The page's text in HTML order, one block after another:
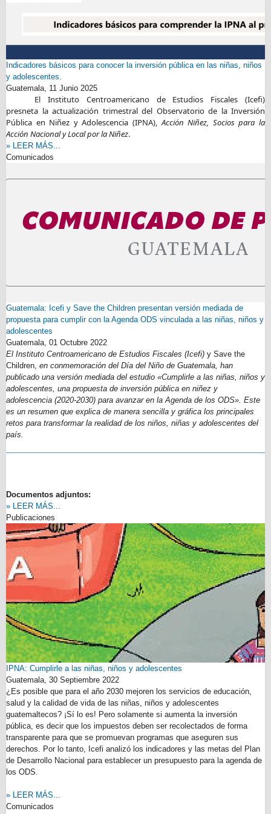
Indicadores básicos para conocer la inversión pública en las niñas, niños
y adolescentes.
Guatemala, 11 Junio 2025
El Instituto Centroamericano de Estudios Fiscales (Icefi)
presneta la actualización trimestral del Observatorio de la Inversión
Pública en Niñez y Adolescencia (IPNA),Acción Niñez, Socios para la
Acción Nacional y Local por la Niñez.
» LEER MÁS...
Comunicados
Guatemala: Icefi y Save the Children presentan versión mediada de
propuesta para cumplir con la Agenda ODS vinculada a las niñas, niños y
adolescentes
Guatemala, 01 Octubre 2022
El Instituto Centroamericano de Estudios Fiscales (Icefi) y Save the
Children, en conmemoración del Día del Niño de Guatemala, han
publicado una versión mediada del estudio «Cumplirle a las niñas, niños y
adolescentes, una propuesta de inversión pública en niñez y
adolescencia (2020-2030) para avanzar en la Agenda de los ODS». Este
es un resumen que explica de manera sencilla y gráfica los principales
retos para transformar la realidad de los niños, niñas y adolescentes del
país.
Documentos adjuntos:
» LEER MÁS...
Publicaciones
IPNA: Cumplirle a las niñas, niños y adolescentes
Guatemala, 30 Septiembre 2022
¿Es posible que para el año 2030 mejoren los servicios de educación,
salud y la calidad de vida de las niñas, niños y adolescentes
guatemaltecos? ¡Sí lo es! Pero solamente si aumenta la inversión
pública, es decir que los impuestos deben ser recolectados de forma
transparente para que se promuevan programas que aseguren sus
derechos. Por lo tanto, Icefi analizó los indicadores y las metas del Plan
de Desarrollo Nacional para establecer un presupuesto para la agenda de
los ODS.
» LEER MÁS...
Comunicados